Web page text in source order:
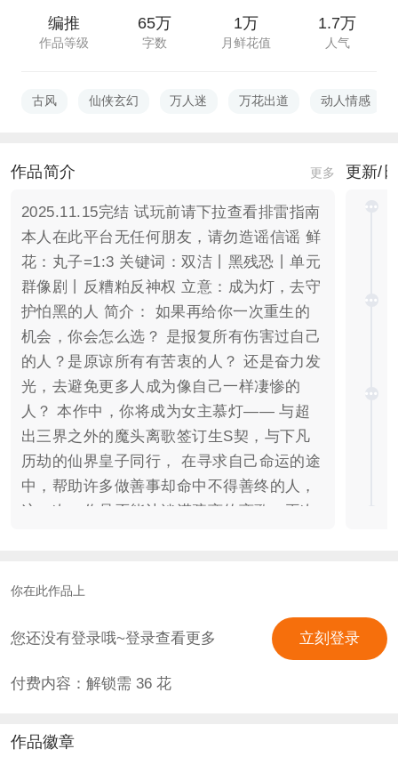
编推
作品等级
65万
字数
1万
月鲜花值
1.7万
人气
古风 仙侠玄幻 万人迷 万花出道 动人情感
作品简介 更多
2025.11.15完结 试玩前请下拉查看排雷指南
本人在此平台无任何朋友，请勿造谣信谣 鲜
花：丸子=1:3 关键词：双洁丨黑残恐丨单元
群像剧丨反糟粕反神权 立意：成为灯，去守
护怕黑的人 简介： 如果再给你一次重生的
机会，你会怎么选？ 是报复所有伤害过自己
的人？是原谅所有有苦衷的人？ 还是奋力发
光，去避免更多人成为像自己一样凄惨的
人？ 本作中，你将成为女主慕灯—— 与超
出三界之外的魔头离歌签订生S契，与下凡
历劫的仙界皇子同行， 在寻求自己命运的途
中，帮助许多做善事却命中不得善终的人，
这一次，你是否能让淡漠疏离的离歌，再次
无常与人事变故后， 你是否还会选择，做黑
色： 贵公子-闻声 拥有至纯至善的灵魂，将
英雄主义贯穿始终 美强惨-离歌 曾为苍生被
苍生抛弃，又因苍生选择守护苍生 排雷指
播！！！ 1.文笔白，制作简单，立绘cg等素
更新/
你在此作品上
您还没有登录哦~登录查看更多 立刻登录
付费内容：解锁需 36花
作品徽章